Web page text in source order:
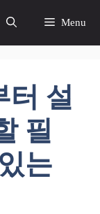
Menu
터 설
필
는